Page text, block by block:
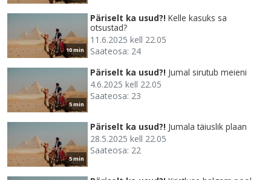
10 min
Päriselt ka usud?! Kelle kasuks sa
otsustad?
11.6.2025 kell 22.05
Saateosa: 24
5 min
Päriselt ka usud?! Jumal sirutub meieni
4.6.2025 kell 22.05
Saateosa: 23
5 min
Päriselt ka usud?! Jumala täiuslik plaan
28.5.2025 kell 22.05
Saateosa: 22